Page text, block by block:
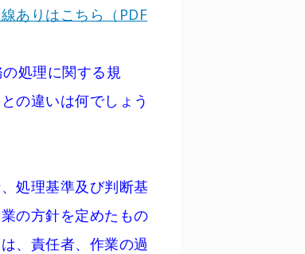
ありはこちら（PDF
処理に関する規
の違いは何でしょう
処理基準及び判断基
の方針を定めたもの
、責任者、作業の過